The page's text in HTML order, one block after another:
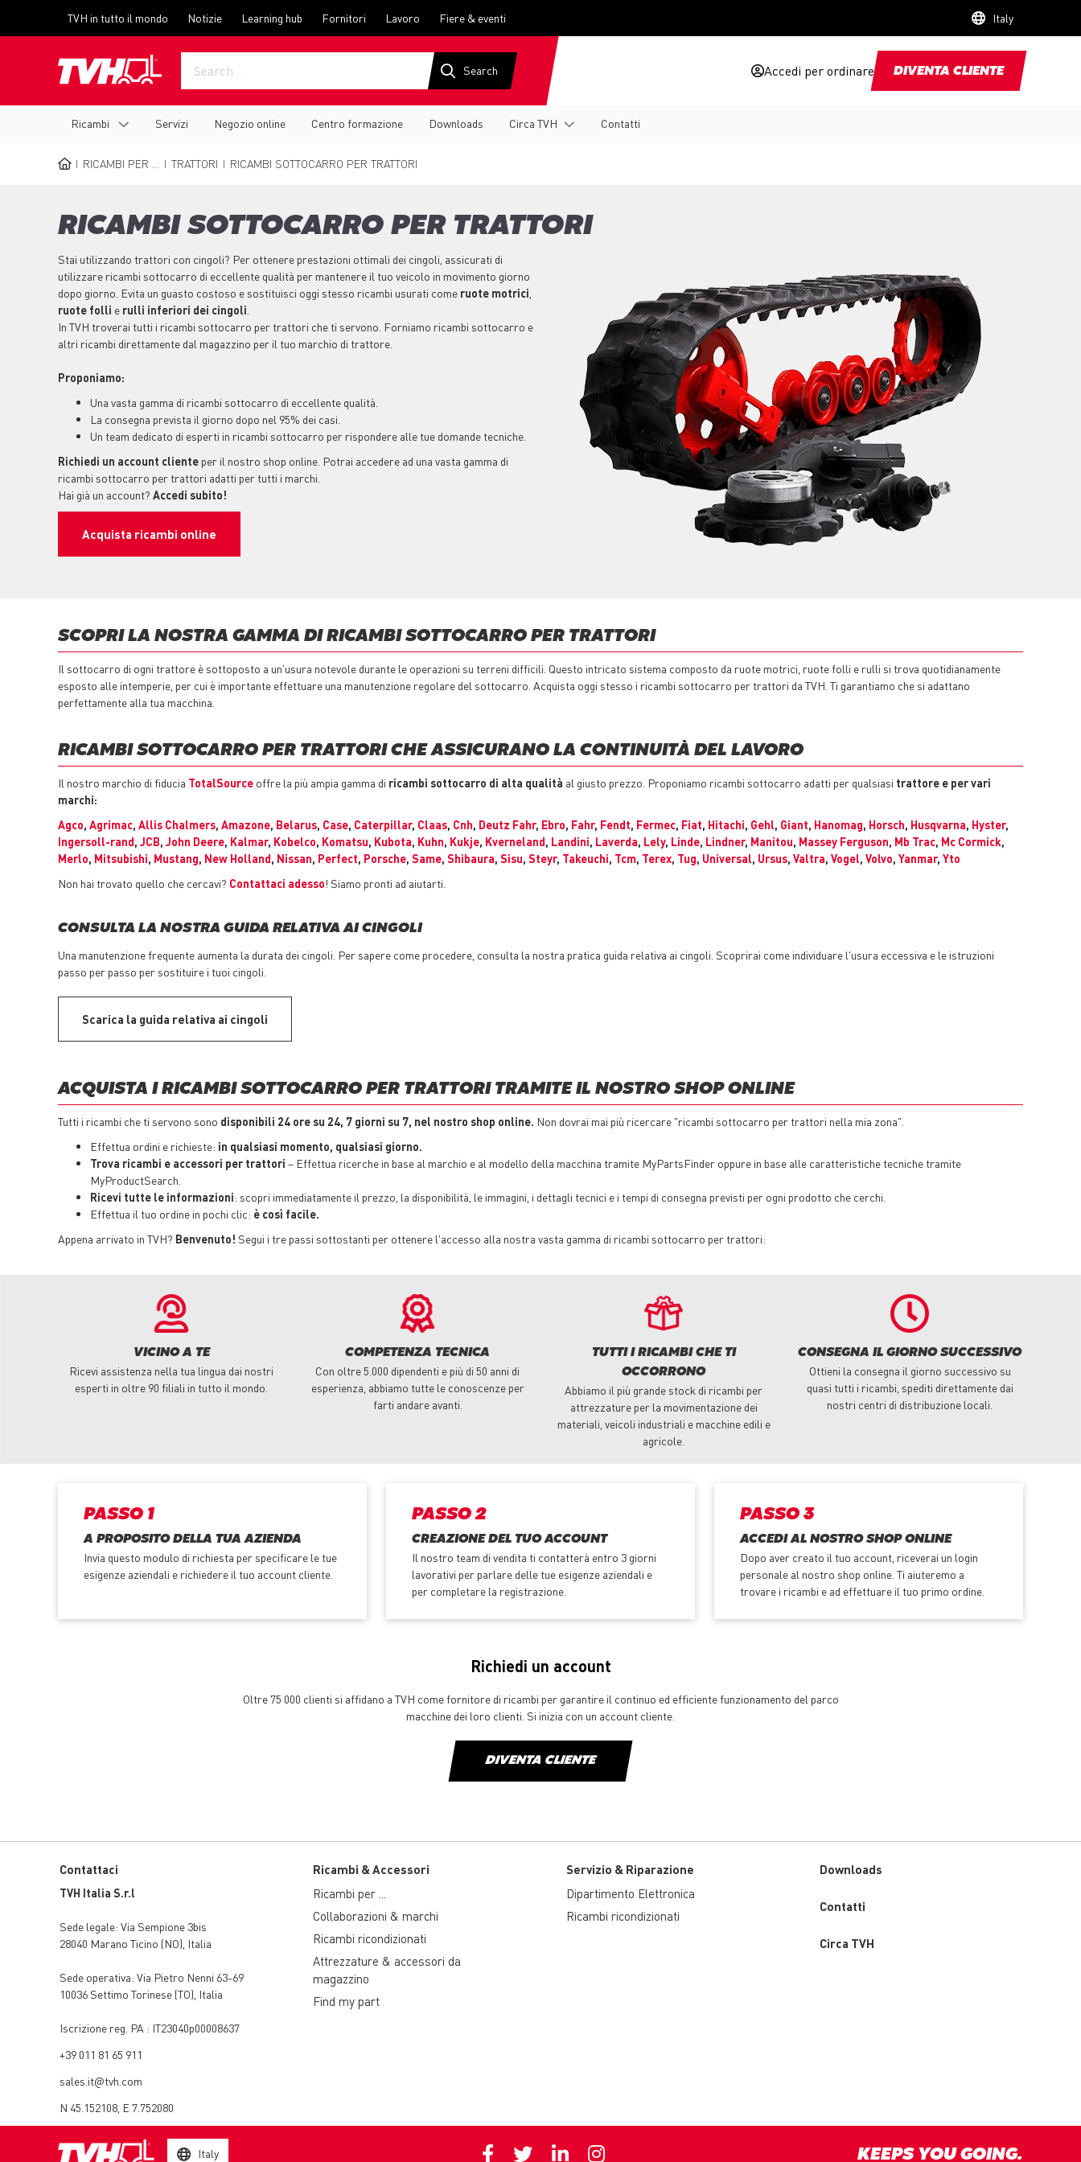
menu
TVH in tutto il mondo Notizie Learning hub Fornitori Lavoro Fiere & eventi Italy
Accedi per ordinare DIVENTA CLIENTE
navigation
Ricambi Servizi Negozio online Centro formazione Downloads Circa TVH Contatti
RICAMBI PER ... TRATTORI RICAMBI SOTTOCARRO PER TRATTORI
RICAMBI SOTTOCARRO PER TRATTORI
Stai utilizzando trattori con cingoli? Per ottenere prestazioni ottimali dei cingoli, assicurati di
utilizzare ricambi sottocarro di eccellente qualità per mantenere il tuo veicolo in movimento giorno
dopo giorno. Evita un guasto costoso e sostituisci oggi stesso ricambi usurati come ruote motrici
ruote folli e rulli inferiori dei cingoli
In TVH troverai tutti i ricambi sottocarro per trattori che ti servono. Forniamo ricambi sottocarro e
altri ricambi direttamente dal magazzino per il tuo marchio di trattore.
Proponiamo:
Una vasta gamma di ricambi sottocarro di eccellente qualità.
La consegna prevista il giorno dopo nel 95% dei casi.
Un team dedicato di esperti in ricambi sottocarro per rispondere alle tue domande tecniche.
Richiedi un account cliente per il nostro shop online. Potrai accedere ad una vasta gamma di
ricambi sottocarro per trattori adatti per tutti i marchi.
Hai già un account? Accedi subito!
Acquista ricambi online
SCOPRI LA NOSTRA GAMMA DI RICAMBI SOTTOCARRO PER TRATTORI
Il sottocarro di ogni trattore è sottoposto a un'usura notevole durante le operazioni su terreni difficili. Questo intricato sistema composto da ruote motrici, ruote folli e rulli si trova quotidianamente
esposto alle intemperie, per cui è importante effettuare una manutenzione regolare del sottocarro. Acquista oggi stesso i ricambi sottocarro per trattori da TVH. Ti garantiamo che si adattano
perfettamente alla tua macchina.
RICAMBI SOTTOCARRO PER TRATTORI CHE ASSICURANO LA CONTINUITÀ DEL LAVORO
Il nostro marchio di fiducia TotalSource offre la più ampia gamma di ricambi sottocarro di alta qualità al giusto prezzo. Proponiamo ricambi sottocarro adatti per qualsiasi trattore e per vari
marchi:
Agco, Agrimac, Allis Chalmers, Amazone, Belarus, Case, Caterpillar, Claas, Cnh, Deutz Fahr, Ebro, Fahr, Fendt, Fermec, Fiat, Hitachi, Gehl, Giant, Hanomag, Horsch, Husqvarna, Hyster,
Ingersoll-rand, JCB, John Deere, Kalmar, Kobelco, Komatsu, Kubota, Kuhn, Kukje, Kverneland, Landini, Laverda, Lely, Linde, Lindner, Manitou, Massey Ferguson, Mb Trac, Mc Cormick,
Merlo, Mitsubishi, Mustang, New Holland, Nissan, Perfect, Porsche, Same, Shibaura, Sisu, Steyr, Takeuchi, Tcm, Terex, Tug, Universal, Ursus, Valtra, Vogel, Volvo, Yanmar, Yto
Non hai trovato quello che cercavi? Contattaci adesso! Siamo pronti ad aiutarti.
CONSULTA LA NOSTRA GUIDA RELATIVA AI CINGOLI
Una manutenzione frequente aumenta la durata dei cingoli. Per sapere come procedere, consulta la nostra pratica guida relativa ai cingoli. Scoprirai come individuare l'usura eccessiva e le istruzioni
passo per passo per sostituire i tuoi cingoli.
Scarica la guida relativa ai cingoli
ACQUISTA I RICAMBI SOTTOCARRO PER TRATTORI TRAMITE IL NOSTRO SHOP ONLINE
Tutti i ricambi che ti servono sono disponibili 24 ore su 24, 7 giorni su 7, nel nostro shop online. Non dovrai mai più ricercare "ricambi sottocarro per trattori nella mia zona".
Effettua ordini e richieste: in qualsiasi momento, qualsiasi giorno.
Trova ricambi e accessori per trattori – Effettua ricerche in base al marchio e al modello della macchina tramite MyPartsFinder oppure in base alle caratteristiche tecniche tramite
MyProductSearch.
Ricevi tutte le informazioni: scopri immediatamente il prezzo, la disponibilità, le immagini, i dettagli tecnici e i tempi di consegna previsti per ogni prodotto che cerchi.
Effettua il tuo ordine in pochi clic: è così facile.
Appena arrivato in TVH? Benvenuto! Segui i tre passi sottostanti per ottenere l'accesso alla nostra vasta gamma di ricambi sottocarro per trattori:
VICINO A TE
Ricevi assistenza nella tua lingua dai nostri
esperti in oltre 90 filiali in tutto il mondo.
COMPETENZA TECNICA
Con oltre 5.000 dipendenti e più di 50 anni di
esperienza, abbiamo tutte le conoscenze per
farti andare avanti.
TUTTI I RICAMBI CHE TI
OCCORRONO
Abbiamo il più grande stock di ricambi per
attrezzature per la movimentazione dei
materiali, veicoli industriali e macchine edili e
agricole.
CONSEGNA IL GIORNO SUCCESSIVO
Ottieni la consegna il giorno successivo su
quasi tutti i ricambi, spediti direttamente dai
nostri centri di distribuzione locali.
PASSO 1
A PROPOSITO DELLA TUA AZIENDA
Invia questo modulo di richiesta per specificare le tue
esigenze aziendali e richiedere il tuo account cliente.
PASSO 2
CREAZIONE DEL TUO ACCOUNT
Il nostro team di vendita ti contatterà entro 3 giorni
lavorativi per parlare delle tue esigenze aziendali e
per completare la registrazione.
PASSO 3
ACCEDI AL NOSTRO SHOP ONLINE
Dopo aver creato il tuo account, riceverai un login
personale al nostro shop online. Ti aiuteremo a
trovare i ricambi e ad effettuare il tuo primo ordine.
Richiedi un account
Oltre 75 000 clienti si affidano a TVH come fornitore di ricambi per garantire il continuo ed efficiente funzionamento del parco
macchine dei loro clienti. Si inizia con un account cliente.
DIVENTA CLIENTE
Contattaci
TVH Italia S.r.l
Sede legale: Via Sempione 3bis
28040 Marano Ticino (NO) Italia
Sede operativa: Via Pietro Nenni 63-69
10036 Settimo Torinese (TO) Italia
Iscrizione reg. PA : IT23040p00008637
+39 011 81 65 911
sales.it@tvh.com
N 45.152108, E 7.752080
Ricambi & Accessori
Ricambi per ...
Collaborazioni & marchi
Ricambi ricondizionati
Attrezzature & accessori da
magazzino
Find my part
Servizio & Riparazione
Dipartimento Elettronica
Ricambi ricondizionati
Downloads
Custom
Contatti
Circa TVH
Italy KEEPS YOU GOING.